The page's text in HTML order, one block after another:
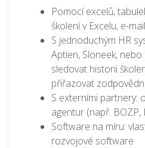
Pomocí excelů,
školení v Excelu, e-
S jednoduchým HR
Aptien, Sloneek, nebo
sledovat historii
přiřazovat
S externími partnery:
agentur (např.
Software na míru:
rozvojové software